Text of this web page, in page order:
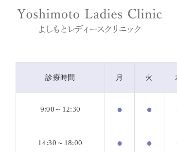
診療時間 月 火
9:00～12:30 ● ●
14:30～18:00 ● ●